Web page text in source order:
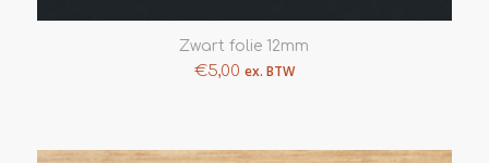
Zwart folie 12mm
€5,00 ex. BTW